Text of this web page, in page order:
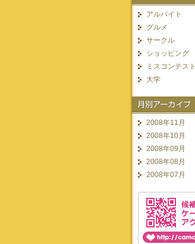
アルバイト
グルメ
サークル
ショッピング
ミスコンテスト
大学
2008年11月
2008年10月
2008年09月
2008年08月
2008年07月